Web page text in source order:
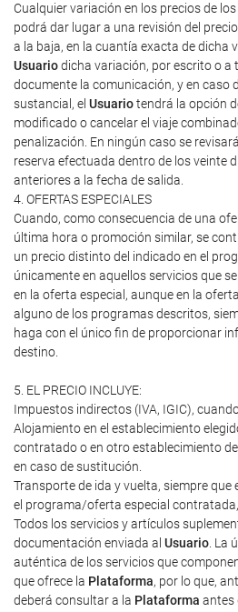
Cualquier variación en los precios de
podrá dar lugar a una revisión del
a la baja, en la cuantía exacta de dicha
Usuariodicha variación, por escrito o a
documente la comunicación, y en caso
sustancial, el Usuariotendrá la opción
modificado o cancelar el viaje
penalización. En ningún caso se
reserva efectuada dentro de los veinte
anteriores a la fecha de salida.
4. OFERTAS ESPECIALES
Cuando, como consecuencia de una
última hora o promoción similar, se
un precio distinto del indicado en el
únicamente en aquellos servicios que
en la oferta especial, aunque en la
alguno de los programas descritos,
haga con el único fin de proporcionar
destino.
5. EL PRECIO INCLUYE:
Impuestos indirectos (IVA, IGIC),
Alojamiento en el establecimiento
contratado o en otro establecimiento
en caso de sustitución.
Transporte de ida y vuelta, siempre que
el programa/oferta especial
Todos los servicios y artículos
documentación enviada al Usuario . La
auténtica de los servicios que
que ofrece la Plataforma, por lo que,
deberá consultar a la Plataforma antes